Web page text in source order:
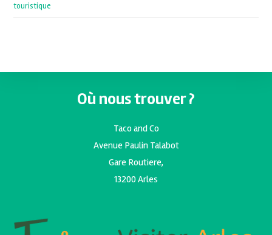
touristique
Où nous trouver ?
Taco and Co
Avenue Paulin Talabot
Gare Routiere,
13200 Arles